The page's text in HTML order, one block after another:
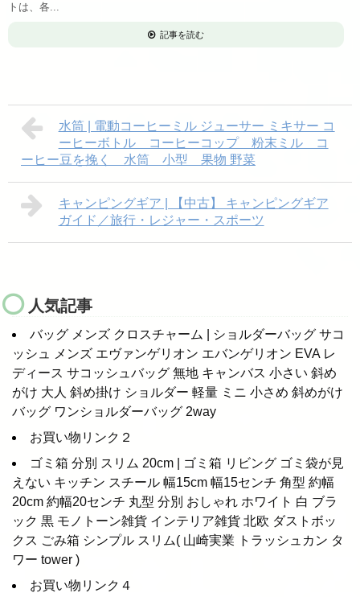
トは、各...
記事を読む
水筒 | 電動コーヒーミル ジューサー ミキサー コ
ーヒーボトル コーヒーコップ 粉末ミル コ
ーヒー豆を挽く 水筒 小型 果物 野菜
キャンピングギア | 【中古】 キャンピングギア
ガイド／旅行・レジャー・スポーツ
人気記事
バッグ メンズ クロスチャーム | ショルダーバッグ サコ
ッシュ メンズ エヴァンゲリオン エバンゲリオン EVA レ
ディース サコッシュバッグ 無地 キャンバス 小さい 斜め
がけ 大人 斜め掛け ショルダー 軽量 ミニ 小さめ 斜めがけ
バッグ ワンショルダーバッグ 2way
お買い物リンク２
ゴミ箱 分別 スリム 20cm | ゴミ箱 リビング ゴミ袋が見
えない キッチン スチール 幅15cm 幅15センチ 角型 約幅
20cm 約幅20センチ 丸型 分別 おしゃれ ホワイト 白 ブラ
ック 黒 モノトーン雑貨 インテリア雑貨 北欧 ダストボッ
クス ごみ箱 シンプル スリム( 山崎実業 トラッシュカン タ
ワー tower )
お買い物リンク４